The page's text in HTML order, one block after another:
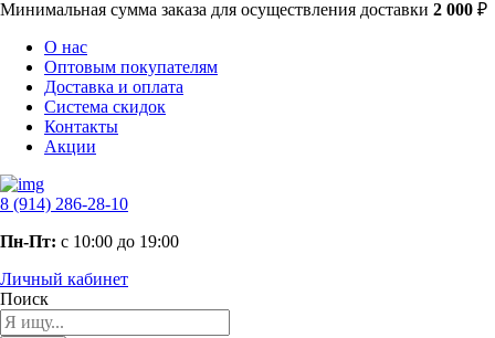
Минимальная сумма заказа для осуществления доставки 2 000 ₽
О нас
Оптовым покупателям
Доставка и оплата
Система скидок
Контакты
Акции
8 (914) 286-28-10
Пн-Пт: с 10:00 до 19:00
Личный кабинет
Поиск